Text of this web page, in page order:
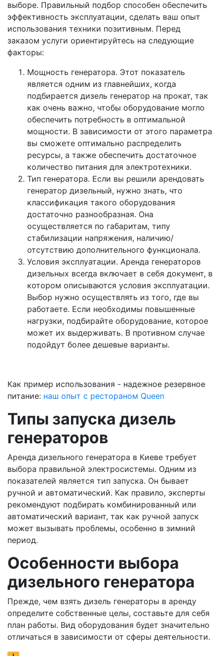
выборе. Правильный подбор способен обеспечить
эффективность эксплуатации, сделать ваш опыт
использования техники позитивным. Перед
заказом услуги ориентируйтесь на следующие
факторы:
Мощность генератора. Этот показатель
является одним из главнейших, когда
подбирается дизель генератор на прокат, так
как очень важно, чтобы оборудование могло
обеспечить потребность в оптимальной
мощности. В зависимости от этого параметра
вы сможете оптимально распределить
ресурсы, а также обеспечить достаточное
количество питания для электротехники.
Тип генератора. Если вы решили арендовать
генератор дизельный, нужно знать, что
классификация такого оборудования
достаточно разнообразная. Она
осуществляется по габаритам, типу
стабилизации напряжения, наличию/
отсутствию дополнительного функционала.
Условия эксплуатации. Аренда генераторов
дизельных всегда включает в себя документ, в
котором описываются условия эксплуатации.
Выбор нужно осуществлять из того, где вы
работаете. Если необходимы повышенные
нагрузки, подбирайте оборудование, которое
может их выдерживать. В противном случае
подойдут более дешевые варианты.
Как пример использования - надежное резервное
питание: наш опыт с рестораном Queen
Типы запуска дизель
генераторов
Аренда дизельного генератора в Киеве требует
выбора правильной электросистемы. Одним из
показателей является тип запуска. Он бывает
ручной и автоматический. Как правило, эксперты
рекомендуют подбирать комбинированный или
автоматический вариант, так как ручной запуск
может вызывать проблемы, особенно в зимний
период.
Особенности выбора
дизельного генератора
Прежде, чем взять дизель генераторы в аренду
определите собственные целы, составьте для себя
план работы. Вид оборудования будет значительно
отличаться в зависимости от сферы деятельности.